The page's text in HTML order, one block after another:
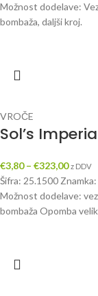
Možnost dodelave:
bombaža, daljši kroj.
VROČE
Sol’s
€3,80 – €323,00 z DDV
Šifra: 25.1500
Možnost dodelave:
bombaža Opomba